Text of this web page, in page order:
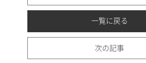
一覧に戻る
次の記事